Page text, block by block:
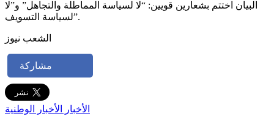
البيان اختتم بشعارين قويين: “لا لسياسة المماطلة والتجاهل” و”لا
لسياسة التسويف”.
الشعب نيوز
مشاركة
الأخبار الأخبار الوطنية